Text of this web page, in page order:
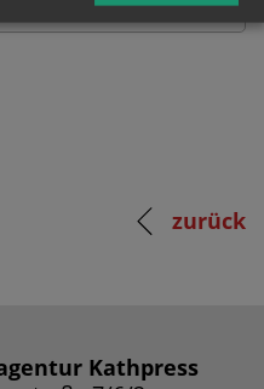
zurück
Kathpress